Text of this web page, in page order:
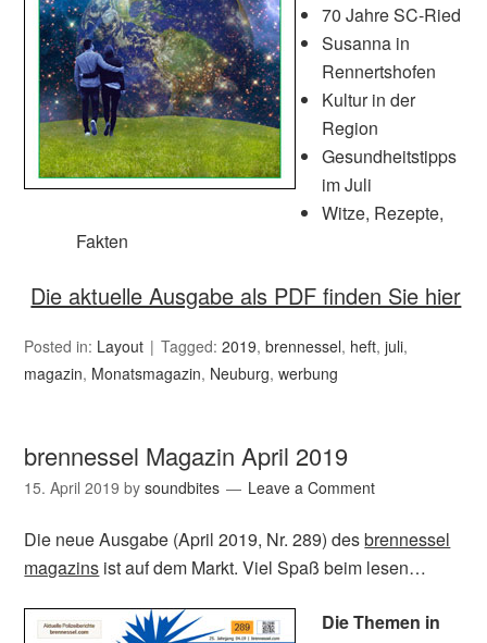
70 Jahre SC-Ried
Susanna in
Rennertshofen
Kultur in der
Region
Gesundheitstipps
im Juli
Witze, Rezepte,
Fakten
Die aktuelle Ausgabe als PDF finden Sie hier
Posted in: Layout Tagged:2019,brennessel, heft,juli,
magazin, Monatsmagazin, Neuburg,werbung
brennessel Magazin April 2019
15. April 2019 bysoundbites Leave a Comment
Die neue Ausgabe (April 2019, Nr. 289) desbrennessel
magazins ist auf dem Markt. Viel Spaß beim lesen…
Die Themen in